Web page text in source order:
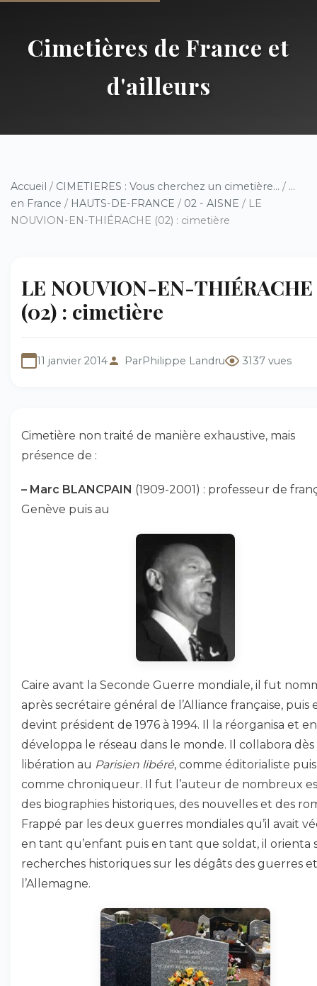
Cimetières de France et
d'ailleurs
Accueil / CIMETIERES : Vous cherchez un cimetière... / ...
en France / HAUTS-DE-FRANCE / 02 - AISNE / LE
NOUVION-EN-THIÉRACHE (02) : cimetière
LE NOUVION-EN-THIÉRACHE
(02) : cimetière
11 janvier 2014 ParPhilippe Landru 3137 vues
Cimetière non traité de manière exhaustive, mais
présence de :
– Marc BLANCPAIN (1909-2001) : professeur de
Genève puis au
Caire avant la Seconde Guerre mondiale, il fut
après secrétaire général de l’Alliance française, puis
devint président de 1976 à 1994. Il la réorganisa et en
développa le réseau dans le monde. Il collabora dès
libération au Parisien libéré, comme éditorialiste puis
comme chroniqueur. Il fut l’auteur de nombreux
des biographies historiques, des nouvelles et des
Frappé par les deux guerres mondiales qu’il avait
en tant qu’enfant puis en tant que soldat, il orienta
recherches historiques sur les dégâts des guerres
l’Allemagne.